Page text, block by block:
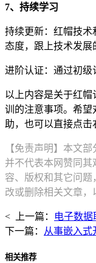
7、持续学习
持续更新：红帽技术
态度，跟上技术发展
进阶认证：通过初级
以上内容是关于红
训的注意事项。希望
助，也可以直接点击
【免责声明】本文
并不代表本网赞同
容、版权和其它问题
改或删除相关文章，
< 上一篇：
电子数据
下一篇：
从事嵌入式
相关推荐